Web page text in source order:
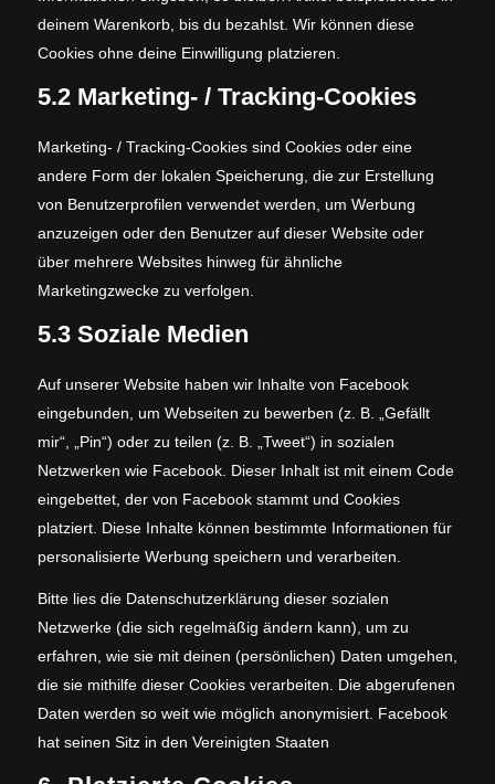
deinem Warenkorb, bis du bezahlst. Wir können diese
Cookies ohne deine Einwilligung platzieren.
5.2 Marketing- / Tracking-Cookies
Marketing- / Tracking-Cookies sind Cookies oder eine
andere Form der lokalen Speicherung, die zur Erstellung
von Benutzerprofilen verwendet werden, um Werbung
anzuzeigen oder den Benutzer auf dieser Website oder
über mehrere Websites hinweg für ähnliche
Marketingzwecke zu verfolgen.
5.3 Soziale Medien
Auf unserer Website haben wir Inhalte von Facebook
eingebunden, um Webseiten zu bewerben (z. B. „Gefällt
mir“, „Pin“) oder zu teilen (z. B. „Tweet“) in sozialen
Netzwerken wie Facebook. Dieser Inhalt ist mit einem Code
eingebettet, der von Facebook stammt und Cookies
platziert. Diese Inhalte können bestimmte Informationen für
personalisierte Werbung speichern und verarbeiten.
Bitte lies die Datenschutzerklärung dieser sozialen
Netzwerke (die sich regelmäßig ändern kann), um zu
erfahren, wie sie mit deinen (persönlichen) Daten umgehen,
die sie mithilfe dieser Cookies verarbeiten. Die abgerufenen
Daten werden so weit wie möglich anonymisiert. Facebook
hat seinen Sitz in den Vereinigten Staaten